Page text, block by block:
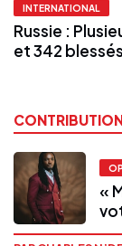
INTERNATIONAL
Russie :
et 342
«